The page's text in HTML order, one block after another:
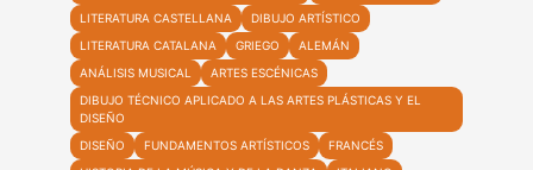
LITERATURA CASTELLANA
DIBUJO ARTÍSTICO
LITERATURA CATALANA
GRIEGO
ALEMÁN
ANÁLISIS MUSICAL
ARTES ESCÉNICAS
DIBUJO TÉCNICO APLICADO A LAS ARTES PLÁSTICAS Y EL
DISEÑO
DISEÑO
FUNDAMENTOS ARTÍSTICOS
FRANCÉS